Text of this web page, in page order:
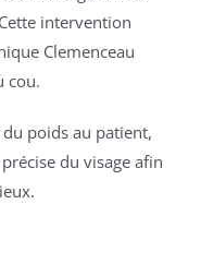
intervention
Clemenceau
cou.
du poids au patient,
du visage afin